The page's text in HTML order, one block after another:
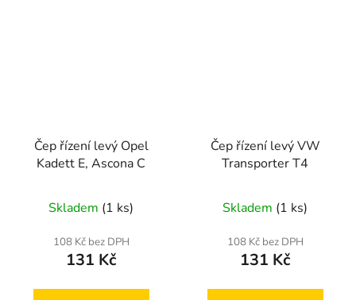
Čep řízení levý Opel
Kadett E, Ascona C
Skladem (1 ks)
108 Kč bez DPH
131 Kč
Čep řízení levý VW
Transporter T4
Skladem (1 ks)
108 Kč bez DPH
131 Kč